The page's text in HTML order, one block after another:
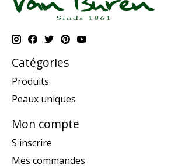
Catégories
Produits
Peaux uniques
Mon compte
S'inscrire
Mes commandes